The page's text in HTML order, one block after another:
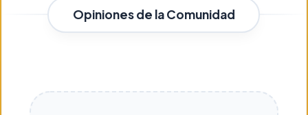
Opiniones de la Comunidad